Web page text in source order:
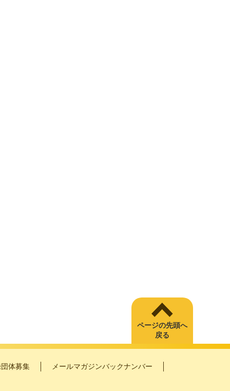
ページの先頭へ
戻る
体募集
メールマガジンバックナンバー